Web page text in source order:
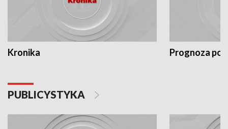
Kronika Prognoza
PUBLICYSTYKA